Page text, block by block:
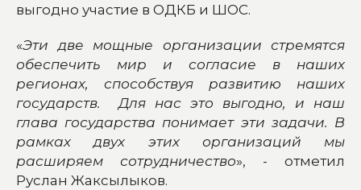
выгодно участие в ОДКБ и ШОС.
«Эти две мощные организации стремятся
обеспечить мир и согласие в наших
регионах, способствуя развитию наших
государств. Для нас это выгодно, и наш
глава государства понимает эти задачи. В
рамках двух этих организаций мы
расширяем сотрудничество», - отметил
Руслан Жаксылыков.